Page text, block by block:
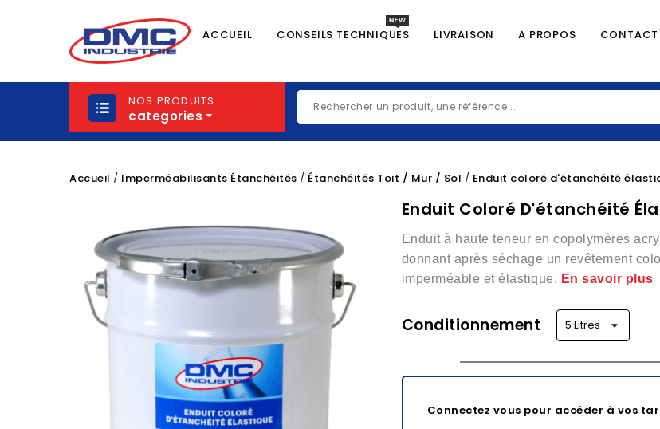
ACCUEIL CONSEILS TECHNIQUES LIVRAISON A PROPOS CONTACT
NOS PRODUITS
categories
Accueil Imperméabilisants Étanchéités Étanchéités Toit / Mur / Sol Enduit coloré d'étanchéité
Enduit Coloré D'étanchéité
Enduit à haute teneur en copolymères
donnant après séchage un revêtement
imperméable et élastique. En savoir plus
Conditionnement
Connectez vous pour accéder à vos